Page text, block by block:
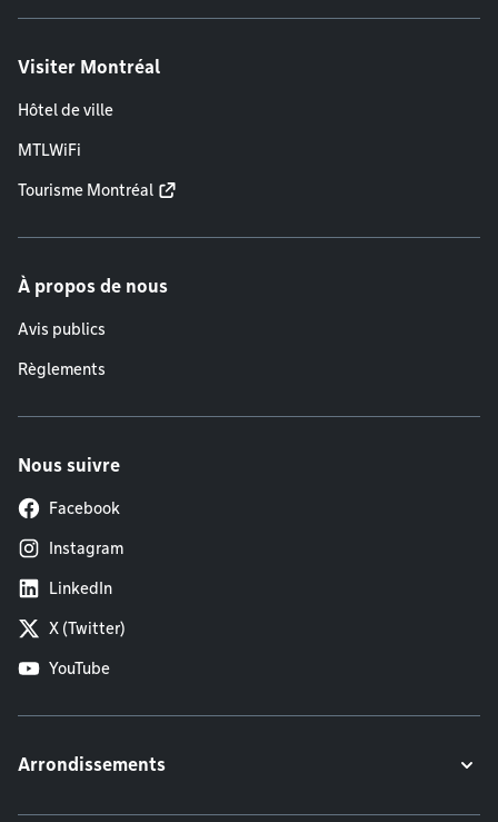
Visiter Montréal
Hôtel de ville
MTLWiFi
Tourisme Montréal
À propos de nous
Avis publics
Règlements
Nous suivre
Facebook
Instagram
LinkedIn
X (Twitter)
YouTube
Arrondissements